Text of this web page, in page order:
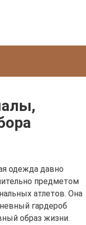
одежда давно
предметом
атлетов. Она
гардероб
образ жизни.